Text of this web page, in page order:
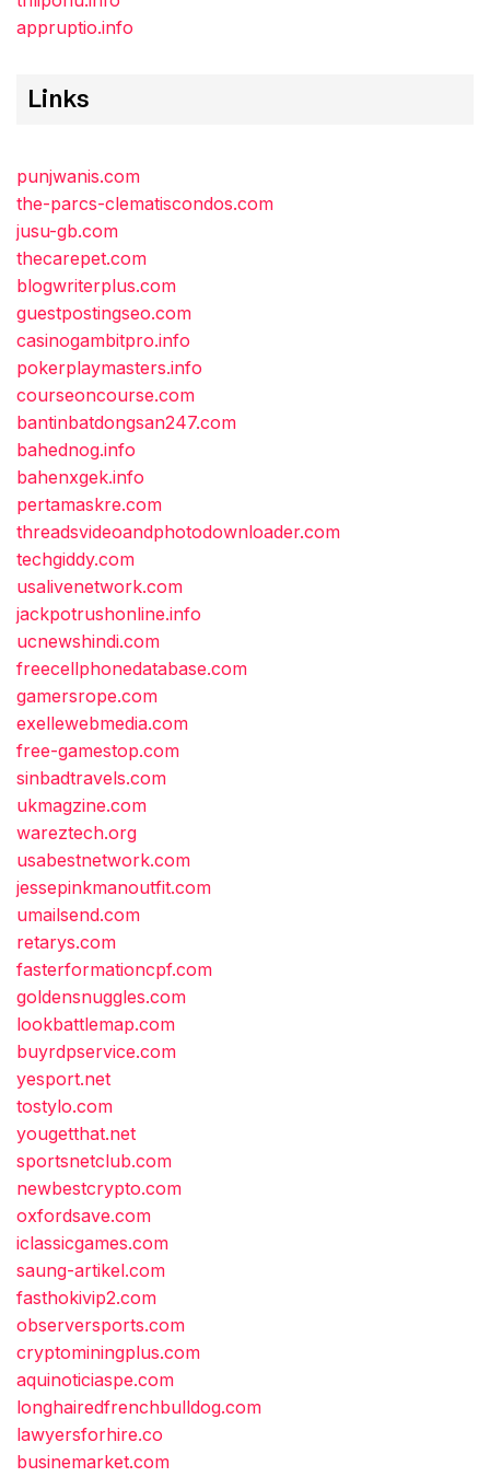
appruptio.info
Links
punjwanis.com
the-parcs-clematiscondos.com
jusu-gb.com
thecarepet.com
blogwriterplus.com
guestpostingseo.com
casinogambitpro.info
pokerplaymasters.info
courseoncourse.com
bantinbatdongsan247.com
bahednog.info
bahenxgek.info
pertamaskre.com
threadsvideoandphotodownloader.com
techgiddy.com
usalivenetwork.com
jackpotrushonline.info
ucnewshindi.com
freecellphonedatabase.com
gamersrope.com
exellewebmedia.com
free-gamestop.com
sinbadtravels.com
ukmagzine.com
wareztech.org
usabestnetwork.com
jessepinkmanoutfit.com
umailsend.com
retarys.com
fasterformationcpf.com
goldensnuggles.com
lookbattlemap.com
buyrdpservice.com
yesport.net
tostylo.com
yougetthat.net
sportsnetclub.com
newbestcrypto.com
oxfordsave.com
iclassicgames.com
saung-artikel.com
fasthokivip2.com
observersports.com
cryptominingplus.com
aquinoticiaspe.com
longhairedfrenchbulldog.com
lawyersforhire.co
businemarket.com